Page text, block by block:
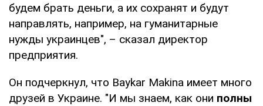
будем брать деньги, а их сохранят и будут
направлять, например, на гуманитарные
нужды украинцев", – сказал директор
предприятия.
Он подчеркнул, что Baykar Makina имеет много
друзей в Украине. "И мы знаем, как они полны